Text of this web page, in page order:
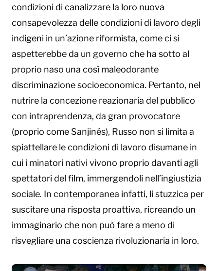
condizioni di canalizzare la loro nuova
consapevolezza delle condizioni di lavoro degli
indigeni in un’azione riformista, come ci si
aspetterebbe da un governo che ha sotto al
proprio naso una così maleodorante
discriminazione socioeconomica. Pertanto, nel
nutrire la concezione reazionaria del pubblico
con intraprendenza, da gran provocatore
(proprio come Sanjinés), Russo non si limita a
spiattellare le condizioni di lavoro disumane in
cui i minatori nativi vivono proprio davanti agli
spettatori del film, immergendoli nell’ingiustizia
sociale. In contemporanea infatti, li stuzzica per
suscitare una risposta proattiva, ricreando un
immaginario che non può fare a meno di
risvegliare una coscienza rivoluzionaria in loro.